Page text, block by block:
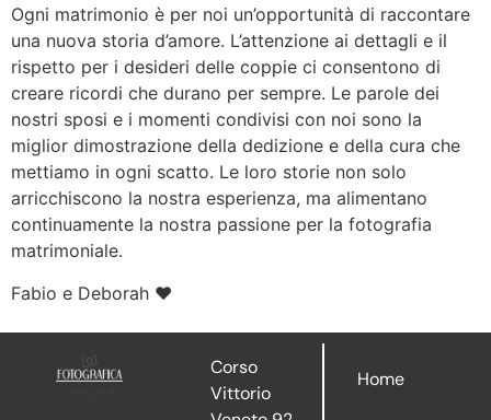
Ogni matrimonio è per noi un’opportunità di raccontare
una nuova storia d’amore. L’attenzione ai dettagli e il
rispetto per i desideri delle coppie ci consentono di
creare ricordi che durano per sempre. Le parole dei
nostri sposi e i momenti condivisi con noi sono la
miglior dimostrazione della dedizione e della cura che
mettiamo in ogni scatto. Le loro storie non solo
arricchiscono la nostra esperienza, ma alimentano
continuamente la nostra passione per la fotografia
matrimoniale.
Fabio e Deborah ❤
Corso
Vittorio
Home